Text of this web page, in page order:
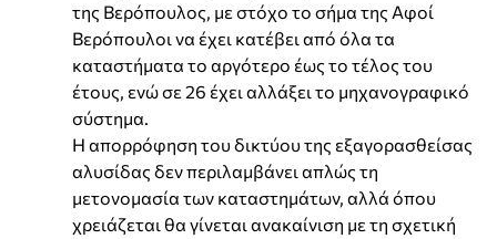
της Βερόπουλος, με στόχο το σήμα της Αφοί
Βερόπουλοι να έχει κατέβει από όλα τα
καταστήματα το αργότερο έως το τέλος του
έτους, ενώ σε 26 έχει αλλάξει το μηχανογραφικό
σύστημα.
Η απορρόφηση του δικτύου της εξαγορασθείσας
αλυσίδας δεν περιλαμβάνει απλώς τη
μετονομασία των καταστημάτων, αλλά όπου
χρειάζεται θα γίνεται ανακαίνιση με τη σχετική